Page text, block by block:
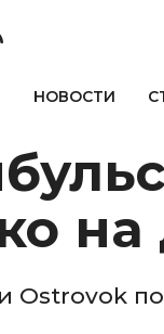
НОВОСТИ
Ostrovok